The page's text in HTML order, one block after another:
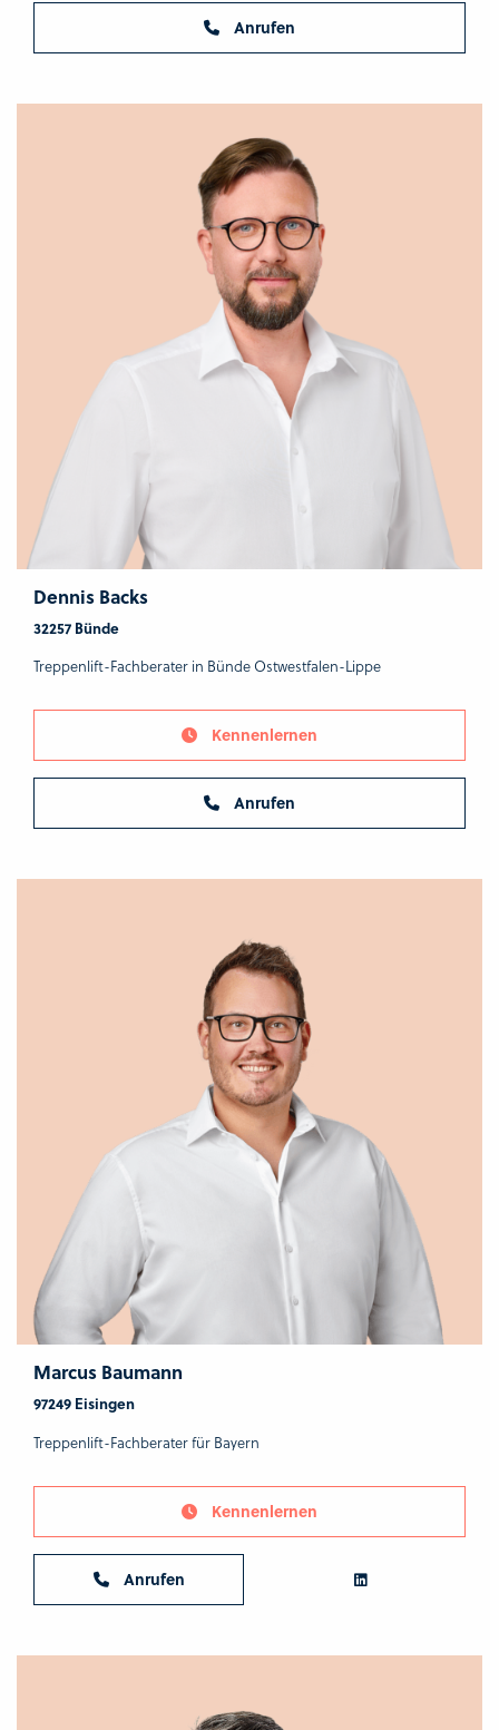
Anrufen
Dennis Backs
32257 Bünde
Treppenlift-Fachberater in Bünde Ostwestfalen-Lippe
Kennenlernen
Anrufen
Marcus Baumann
97249 Eisingen
Treppenlift-Fachberater für Bayern
Kennenlernen
Anrufen